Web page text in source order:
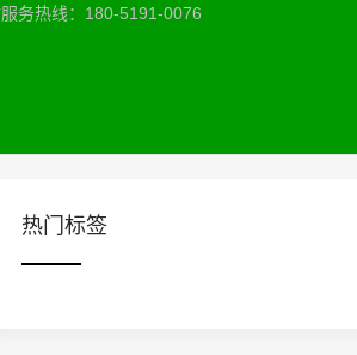
务热线：180-5191-0076
热门标签